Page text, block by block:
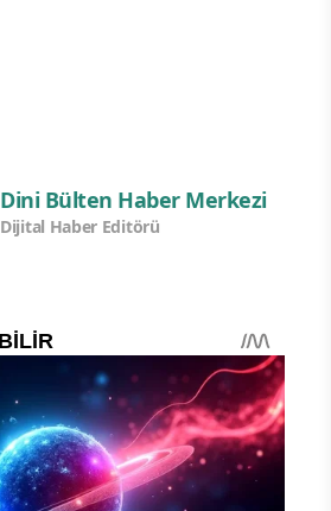
Dini Bülten Haber Merkezi
Dijital Haber Editörü